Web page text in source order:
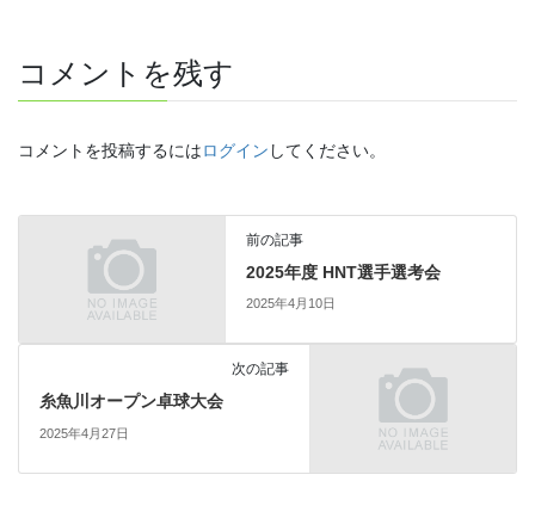
コメントを残す
コメントを投稿するにはログイン してください。
前の記事
2025年度 HNT選手選考会
2025年4月10日
次の記事
糸魚川オープン卓球大会
2025年4月27日